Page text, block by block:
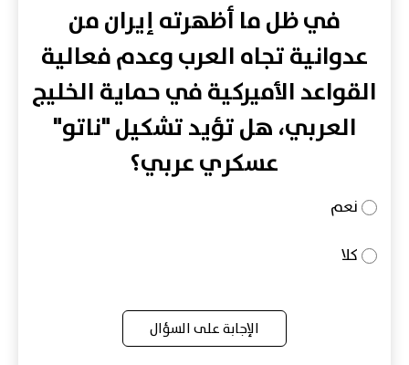
في ظل ما أظهرته إيران من
عدوانية تجاه العرب وعدم فعالية
القواعد الأميركية في حماية الخليج
العربي، هل تؤيد تشكيل "ناتو"
عسكري عربي؟
نعم
كلا
الإجابة على السؤال